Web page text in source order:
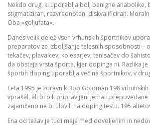
Nekdo drug, ki uporablja bolj benigne anabolike,
stigmatiziran, razvrednoten, diskvalificiran.
Oba »goljufata«.
Danes velik delež vseh vrhunskih športnikov
preparatov za izboljšanje telesnih sposobnosti –
tekačev, plavalcev, kolesarjev, tenisačev do
da obstaja vrsta športa, kjer dopinga ni. Razlika je
športih doping uporablja večina športnikov, v
Leta 1995 je zdravnik Bob Goldman 198
vprašal, ali bi bili pripravljeni jemati prepovedane
zajamčeno ne bi ulovili na doping testu. 195
Ena od težav je tudi meja med dovoljenim in